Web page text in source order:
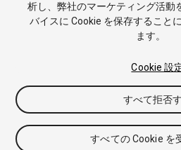
クッキー
私の個人情報を販売または
Cookie 優先設定
析し、弊社のマーケティング活動
バイスに Cookie を保存すること
ます。
Cookie 設
すべて拒否
すべての Cookie を